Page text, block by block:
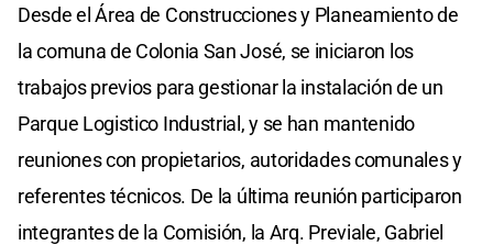
Desde el Área de Construcciones y Planeamiento de
la comuna de Colonia San José, se iniciaron los
trabajos previos para gestionar la instalación de un
Parque Logistico Industrial, y se han mantenido
reuniones con propietarios, autoridades comunales y
referentes técnicos. De la última reunión participaron
integrantes de la Comisión, la Arq. Previale, Gabriel